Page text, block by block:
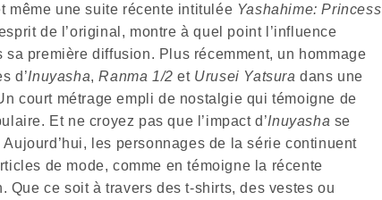
même une suite récente intitulée Yashahime: Princess
de l’original, montre à quel point l’influence
première diffusion. Plus récemment, un hommage
d’Inuyasha,Ranma 1/2 et Urusei Yatsura dans une
court métrage empli de nostalgie qui témoigne de
Et ne croyez pas que l’impact d’Inuyasha se
les personnages de la série continuent
de mode, comme en témoigne la récente
ce soit à travers des t-shirts, des vestes ou